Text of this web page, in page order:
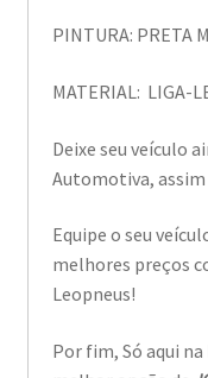
PINTURA: PRETA
MATERIAL: LIGA-
Deixe seu veículo
Automotiva,
Equipe o seu
melhores preços
Leopneus!
Por fim, Só aqui